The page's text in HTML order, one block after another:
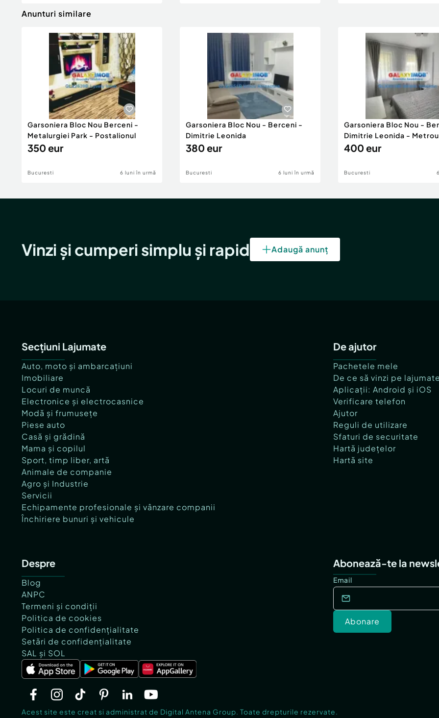
Anunturi similare
Garsoniera Bloc Nou Berceni -
Metalurgiei Park - Postalionul
350 eur
Bucuresti 6 luni în urmă
Garsoniera Bloc Nou - Berceni -
Dimitrie Leonida
380 eur
Bucuresti 6 luni în urmă
Garsoniera Bloc Nou -
Dimitrie Leonida -
400 eur
Bucuresti
Vinzi și cumperi simplu și rapid Adaugă anunț
Secțiuni Lajumate
Auto, moto și ambarcațiuni
Imobiliare
Locuri de muncă
Electronice și electrocasnice
Modă și frumusețe
Piese auto
Casă și grădină
Mama și copilul
Sport, timp liber, artă
Animale de companie
Agro și Industrie
Servicii
Echipamente profesionale și vânzare companii
Închiriere bunuri și vehicule
De ajutor
Pachetele mele
De ce să vinzi pe
Aplicații: Android și iOS
Verificare telefon
Ajutor
Reguli de utilizare
Sfaturi de securitate
Hartă județelor
Hartă site
Despre
Blog
ANPC
Termeni și condiții
Politica de cookies
Politica de confidențialitate
Setări de confidențialitate
SAL și SOL
Abonează-te la
Email
Abonare
Acest site este creat si administrat de Digital Antena Group. Toate drepturile rezervate.